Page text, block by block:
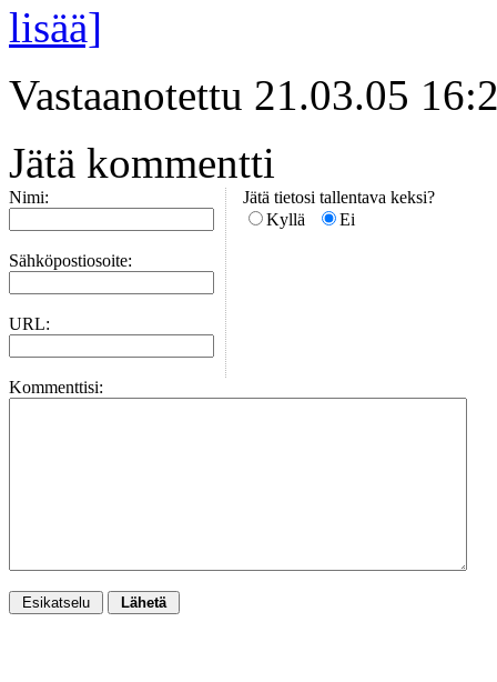
lisää]
Vastaanotettu 21.03.05
Jätä kommentti
Nimi:
Sähköpostiosoite:
URL:
Jätä tietosi tallentava keksi?
Kyllä
Ei
Kommenttisi: